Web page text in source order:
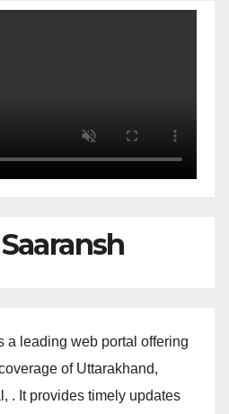
a leading web portal offering
of Uttarakhand,
. It provides timely updates